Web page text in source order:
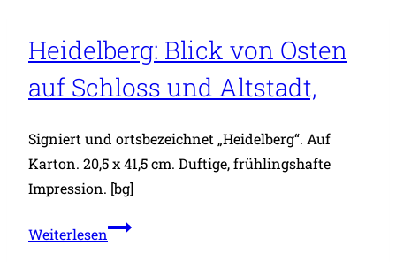
mit
der
Alten
Brücke
und
Brückentor,
Heidelberg: Blick von Osten
auf Schloss und Altstadt,
Signiert und ortsbezeichnet „Heidelberg“. Auf
Karton. 20,5 x 41,5 cm. Duftige, frühlingshafte
Impression. [bg]
WeiterlesenHeidelberg: